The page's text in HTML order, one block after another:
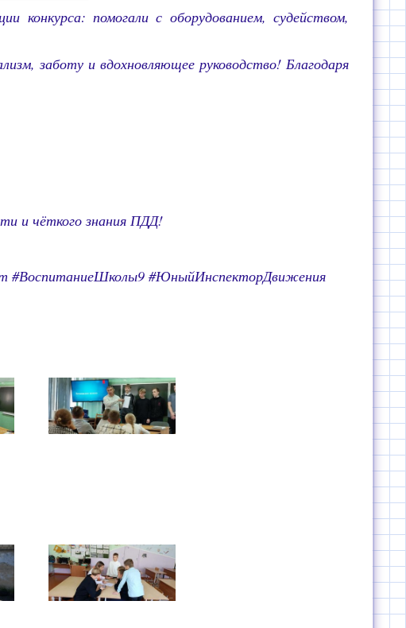
конкурса: помогали с оборудованием, судейством,
заботу и вдохновляющее руководство! Благодаря
и чёткого знания ПДД!
#ВоспитаниеШколы9 #ЮныйИнспекторДвижения